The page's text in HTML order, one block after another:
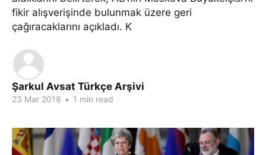
fikir alışverişinde bulunmak üzere geri
çağıracaklarını açıkladı. K
Şarkul Avsat Türkçe Arşivi
23 Mar 2018 • 1 min read